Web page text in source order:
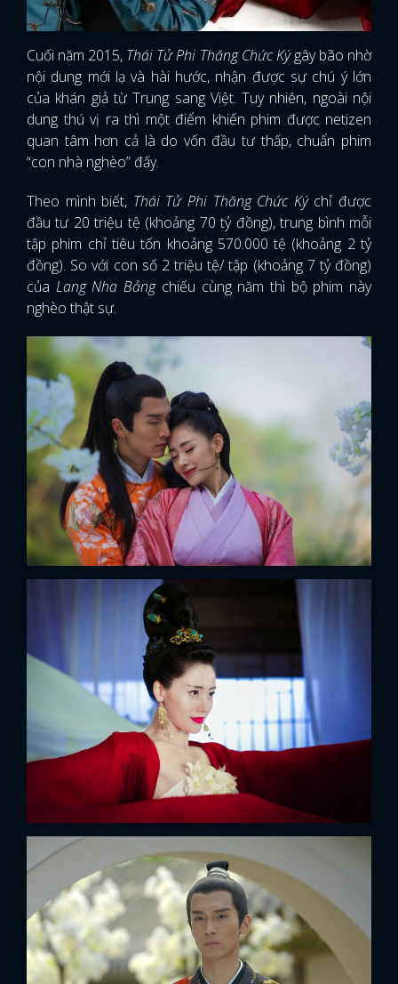
Cuối năm 2015, Thái Tử Phi Thăng Chức Kýgây bão nhờ
nội dung mới lạ và hài hước, nhận được sự chú ý lớn
của khán giả từ Trung sang Việt. Tuy nhiên, ngoài nội
dung thú vị ra thì một điểm khiến phim được netizen
quan tâm hơn cả là do vốn đầu tư thấp, chuẩn phim
“con nhà nghèo” đấy.
Theo mình biết, Thái Tử Phi Thăng Chức Ký chỉ được
đầu tư 20 triệu tệ (khoảng 70 tỷ đồng), trung bình mỗi
tập phim chỉ tiêu tốn khoảng 570.000 tệ (khoảng 2 tỷ
đồng). So với con số 2 triệu tệ/ tập (khoảng 7 tỷ đồng)
của Lang Nha Bảngchiếu cùng năm thì bộ phim này
nghèo thật sự.